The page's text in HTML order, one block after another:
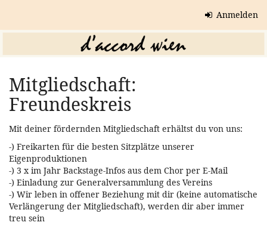
Inhalt
Anmelden
Mitgliedschaft:
Freundeskreis
Mit deiner fördernden Mitgliedschaft erhältst du von uns:
-) Freikarten für die besten Sitzplätze unserer
Eigenproduktionen
-) 3 x im Jahr Backstage-Infos aus dem Chor per E-Mail
-) Einladung zur Generalversammlung des Vereins
-) Wir leben in offener Beziehung mit dir (keine automatische
Verlängerung der Mitgliedschaft), werden dir aber immer
treu sein